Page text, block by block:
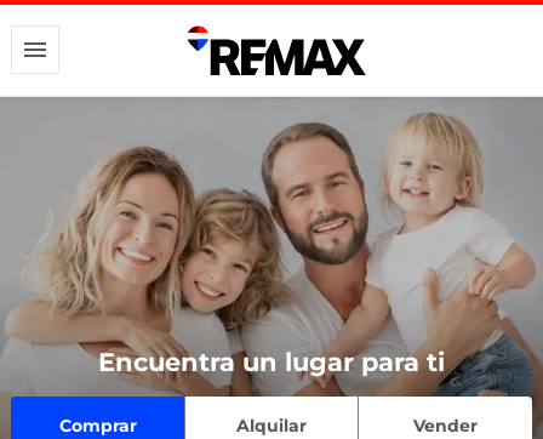
Encuentra un lugar para ti
Comprar Alquilar Vender